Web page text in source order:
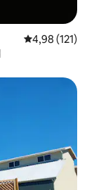
Gemiddelde
4,98 (121)